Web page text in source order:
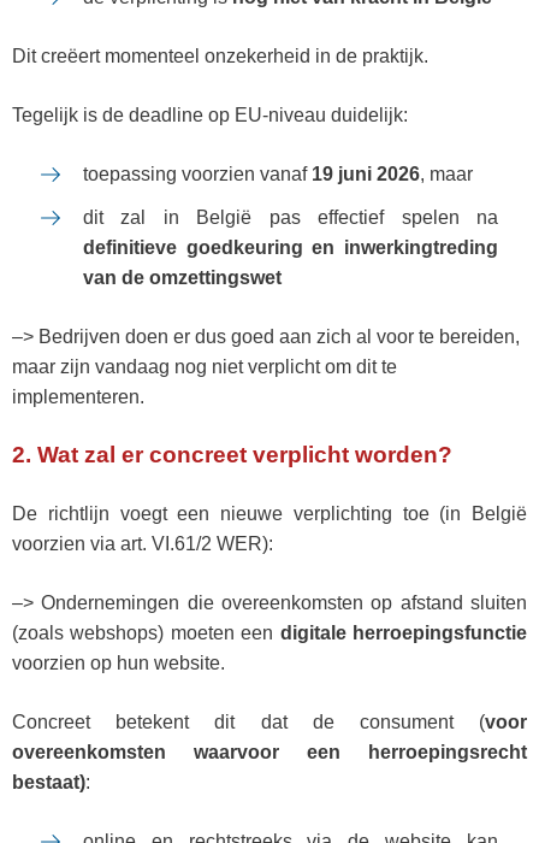
Dit creëert momenteel onzekerheid in de praktijk.
Tegelijk is de deadline op EU-niveau duidelijk:
toepassing voorzien vanaf 19 juni 2026, maar
dit zal in België pas effectief spelen na
definitieve goedkeuring en inwerkingtreding
van de omzettingswet
–> Bedrijven doen er dus goed aan zich al voor te bereiden,
maar zijn vandaag nog niet verplicht om dit te
implementeren.
2. Wat zal er concreet verplicht worden?
De richtlijn voegt een nieuwe verplichting toe (in België
voorzien via art. VI.61/2 WER):
–> Ondernemingen die overeenkomsten op afstand sluiten
(zoals webshops) moeten een digitale herroepingsfunctie
voorzien op hun website.
Concreet betekent dit dat de consument (voor
overeenkomsten waarvoor een herroepingsrecht
bestaat):